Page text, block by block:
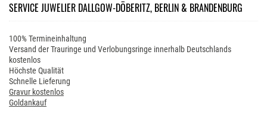
SERVICE JUWELIER DALLGOW-DÖBERITZ, BERLIN & BRANDENBURG
100% Termineinhaltung
Versand der Trauringe und Verlobungsringe innerhalb Deutschlands
kostenlos
Höchste Qualität
Schnelle Lieferung
Gravur kostenlos
Goldankauf